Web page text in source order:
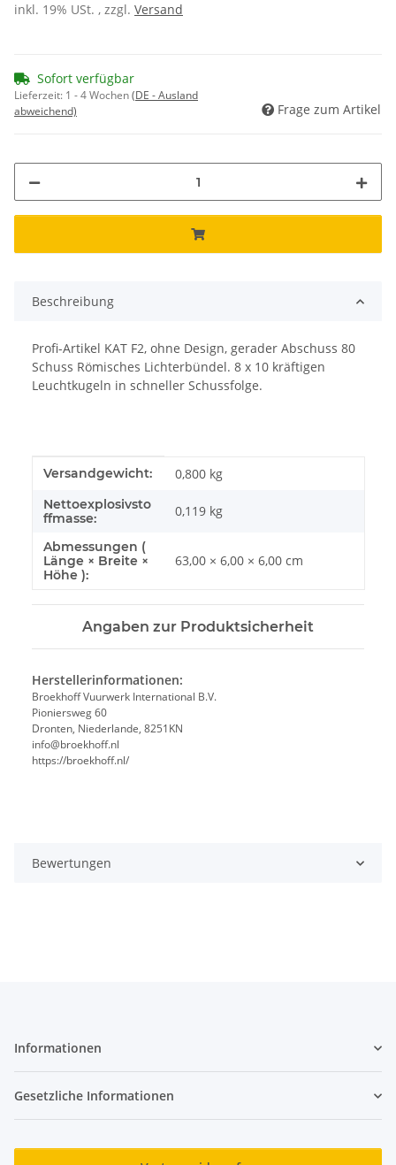
inkl. 19% USt. , zzgl. Versand
Sofort verfügbar
Lieferzeit: 1 - 4 Wochen(DE - Ausland
abweichend)
Frage zum Artikel
Beschreibung
Profi-Artikel KAT F2, ohne Design, gerader Abschuss 80
Schuss Römisches Lichterbündel. 8 x 10 kräftigen
Leuchtkugeln in schneller Schussfolge.
Produkteigenschaft
Wert
Versandgewicht: 0,800 kg
Nettoexplosivsto
ffmasse:
0,119 kg
Abmessungen (
Länge × Breite ×
Höhe ):
63,00 × 6,00 × 6,00 cm
Angaben zur Produktsicherheit
Herstellerinformationen:
Broekhoff Vuurwerk International B.V.
Pioniersweg 60
Dronten, Niederlande, 8251KN
info@broekhoff.nl
https://broekhoff.nl/
Bewertungen
Informationen
Gesetzliche Informationen